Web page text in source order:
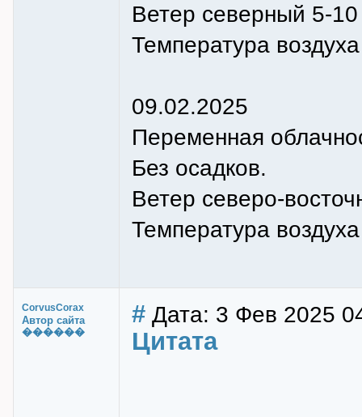
Ветер cеверный 5-
Температура
09.02.2025
Переменная
Без осадков.
Ветер cеверо-
Температура
CorvusCorax
Автор сайта
������
# Дата: 3 Фев 2025
Цитата